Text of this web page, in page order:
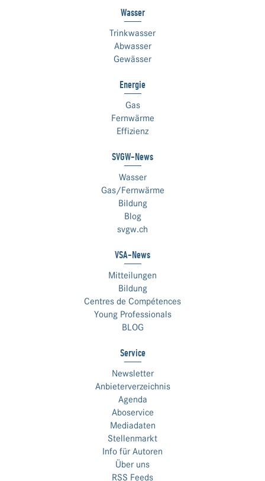
Wasser
Trinkwasser
Abwasser
Gewässer
Energie
Gas
Fernwärme
Effizienz
SVGW-News
Wasser
Gas/Fernwärme
Bildung
Blog
svgw.ch
VSA-News
Mitteilungen
Bildung
Centres de Compétences
Young Professionals
BLOG
Service
Newsletter
Anbieterverzeichnis
Agenda
Aboservice
Mediadaten
Stellenmarkt
Info für Autoren
Über uns
RSS Feeds